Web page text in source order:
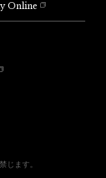
Online
じます。